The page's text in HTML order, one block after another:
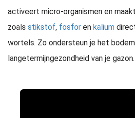
activeert micro-organismen en
zoals stikstof, fosfor en kalium
wortels. Zo ondersteun je het
langetermijngezondheid van je gazon.